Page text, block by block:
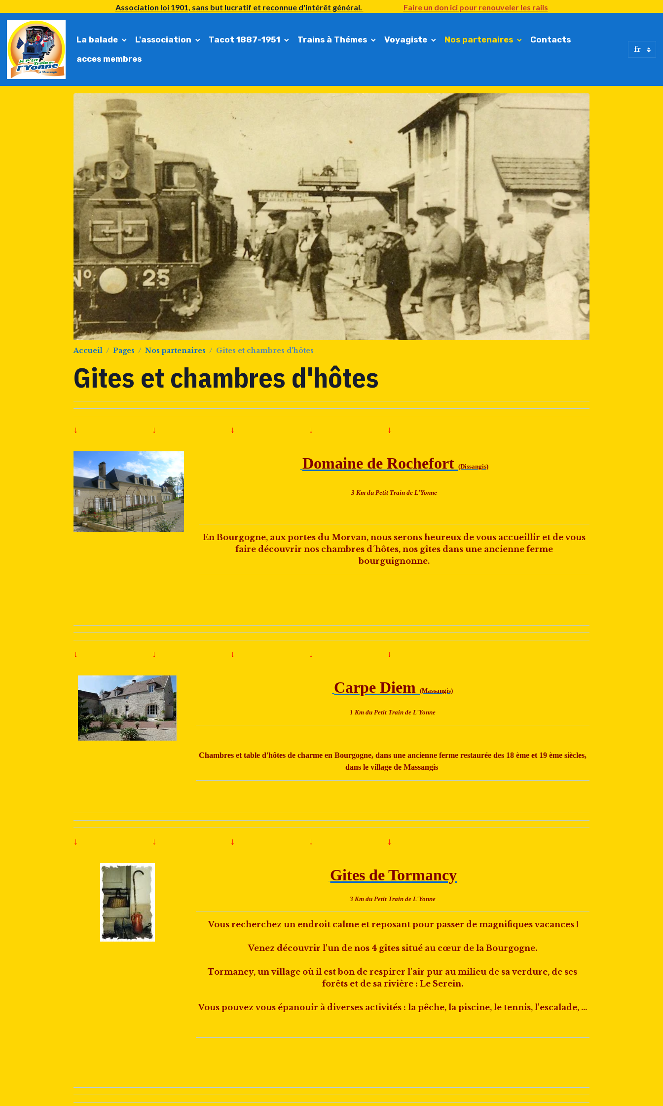
Association loi 1901, sans but lucratif et reconnue d'intérêt général. Faire un don icipour renouvelerles rails
La balade L'association Tacot 1887-1951 Trains à Thémes Voyagiste Nos partenaires
Contacts
acces membres
Accueil Pages Nos partenaires Gites et chambres d'hôtes
Gites et chambres d'hôtes
↓ ↓ ↓ ↓ ↓
Domaine de Rochefort (Dissangis)
3 Km du Petit Train de L'Yonne
En Bourgogne, aux portes du Morvan, nous serons heureux de vous accueillir et de vous
faire découvrir nos chambres d´hôtes, nos gîtes dans une ancienne ferme
bourguignonne.
↓ ↓ ↓ ↓ ↓
Carpe Diem(Massangis)
1 Km du Petit Train de L'Yonne
Chambres et table d'hôtes de charme en Bourgogne, dans une ancienne ferme restaurée des 18 ème et 19 ème siècles,
dans le village de Massangis
↓ ↓ ↓ ↓ ↓
Gites de Tormancy
3 Km du Petit Train de L'Yonne
Vous recherchez un endroit calme et reposant pour passer de magnifiques vacances !
Venez découvrir l'un de nos 4 gîtes situé au cœur de la Bourgogne.
Tormancy, un village où il est bon de respirer l'air pur au milieu de sa verdure, de ses
forêts et de sa rivière : Le Serein.
Vous pouvez vous épanouir à diverses activités : la pêche, la piscine, le tennis, l'escalade, ...